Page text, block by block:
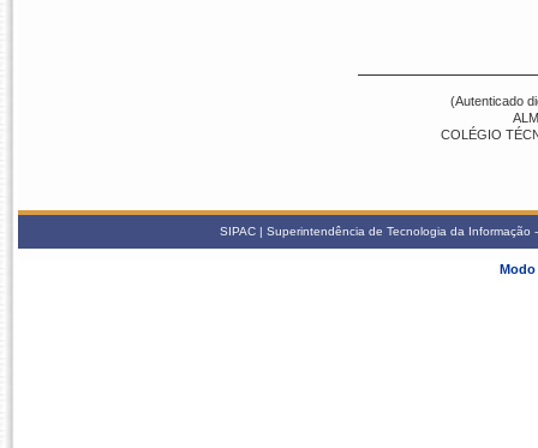
(Autenticado
COLÉGIO
SIPAC | Superintendência de Tecnologia da
Modo